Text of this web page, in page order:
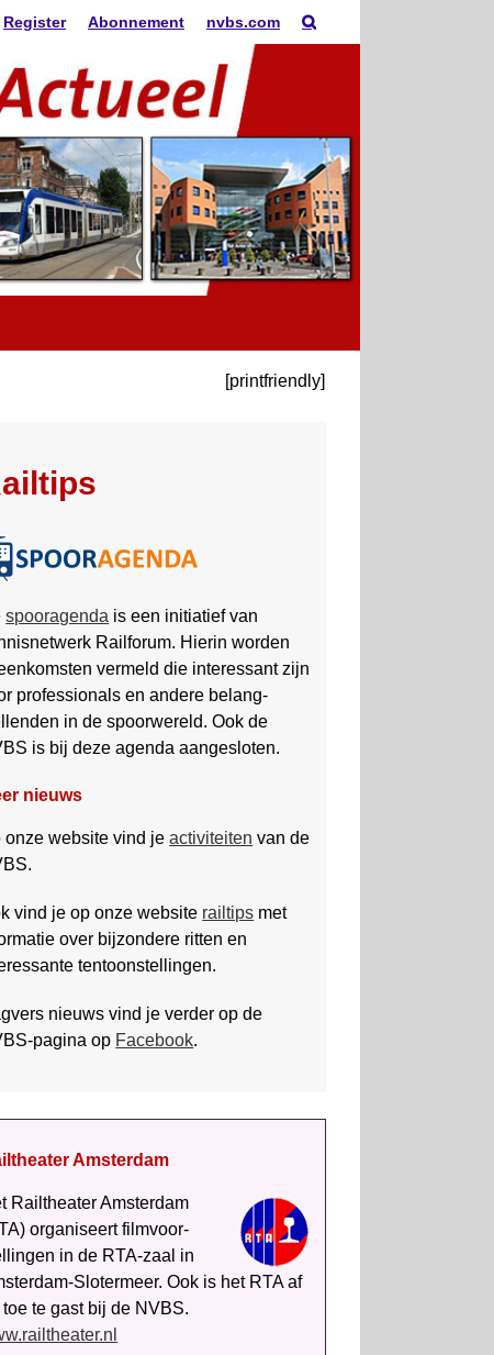
Register Abonnement nvbs.com
[printfriendly]
spooragenda is een initiatief van
Railforum. Hierin worden
vermeld die interessant zijn
professionals en andere belang­
in de spoor­wereld. Ook de
is bij deze agenda aan­gesloten.
nieuws
onze website vind jeactiviteiten van de
vind je op onze website railtips met
over bijzondere ritten en
tentoonstellingen.
nieuws vind je verder op de
pagina op Facebook.
Amsterdam
Rail­theater Amsterdam
organiseert film­voor­
in de RTA-zaal in
Slotermeer. Ook is het RTA af
toe te gast bij de NVBS.